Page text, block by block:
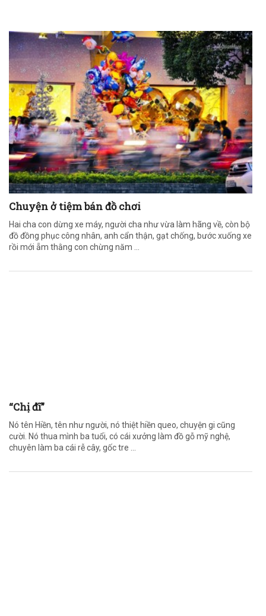
Chuyện ở tiệm bán đồ chơi
Hai cha con dừng xe máy, người cha như vừa làm hãng về, còn bộ
đồ đồng phục công nhân, anh cẩn thận, gạt chống, bước xuống xe
rồi mới ẵm thằng con chừng năm ...
“Chị đĩ”
Nó tên Hiền, tên như người, nó thiệt hiền queo, chuyện gi cũng
cười. Nó thua mình ba tuổi, có cái xưởng làm đồ gỗ mỹ nghệ,
chuyên làm ba cái rễ cây, gốc tre ...